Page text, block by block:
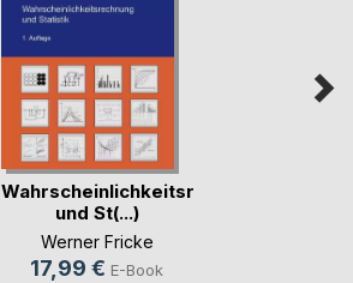
Wahrscheinlichkeitsrechnung
und St(...)
Werner Fricke
17,99 € E-Book